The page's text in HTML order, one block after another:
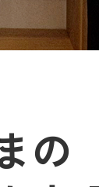
の